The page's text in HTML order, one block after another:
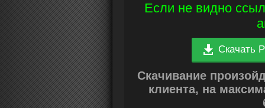
Если не видно
Скачать
Скачивание
клиента, на